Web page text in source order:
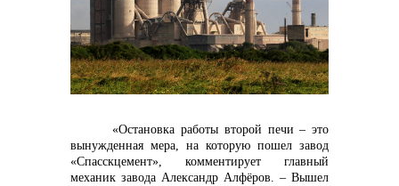
контакты отдела закупок
«Остановка работы второй печи – это
вынужденная мера, на которую пошел завод
«Спасскцемент», комментирует главный
механик завода Александр Алфёров. – Вышел